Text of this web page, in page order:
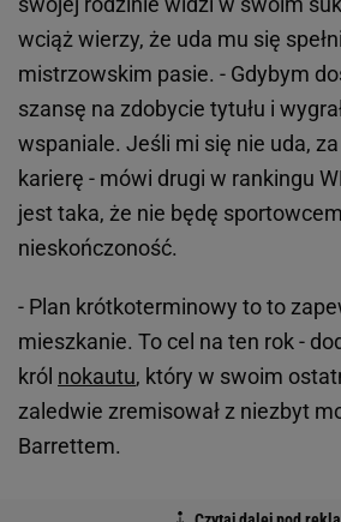
wciąż wierzy, że uda mu się
mistrzowskim pasie. - Gdybym
szansę na zdobycie tytułu i
wspaniale. Jeśli mi się nie uda,
karierę - mówi drugi w rankingu
jest taka, że nie będę
nieskończoność.
- Plan krótkoterminowy to to
mieszkanie. To cel na ten rok -
król nokautu, który w swoim
zaledwie zremisował z niezbyt
Barrettem.